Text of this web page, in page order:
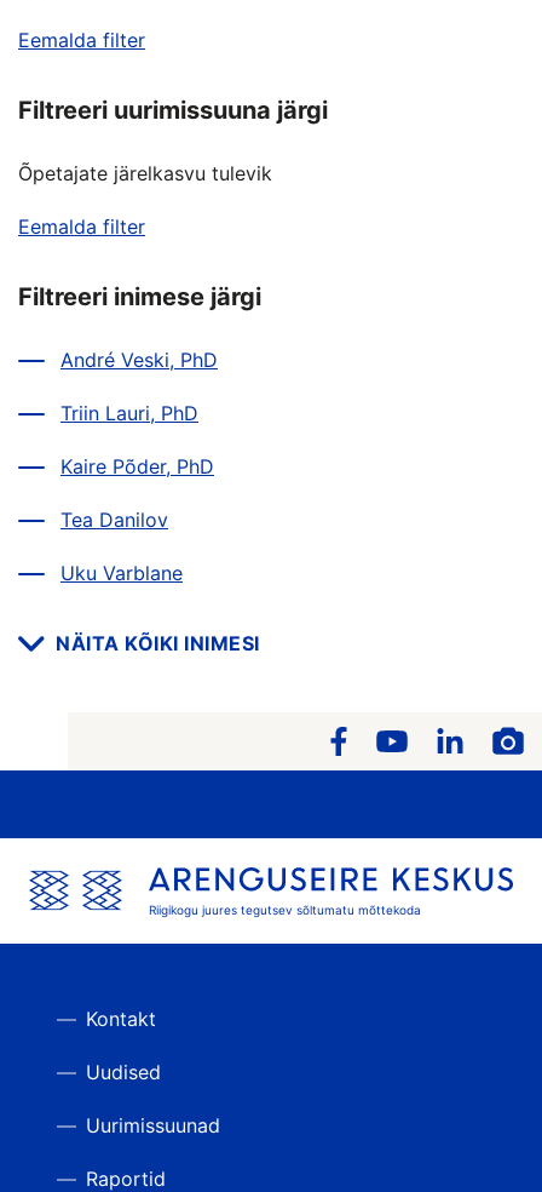
Eemalda filter
Filtreeri uurimissuuna järgi
Õpetajate järelkasvu tulevik
Eemalda filter
Filtreeri inimese järgi
André Veski, PhD
Triin Lauri, PhD
Kaire Põder, PhD
Tea Danilov
Uku Varblane
NÄITA KÕIKI INIMESI
Riigikogu juures tegutsev sõltumatu mõttekoda
Kontakt
Uudised
Uurimissuunad
Raportid